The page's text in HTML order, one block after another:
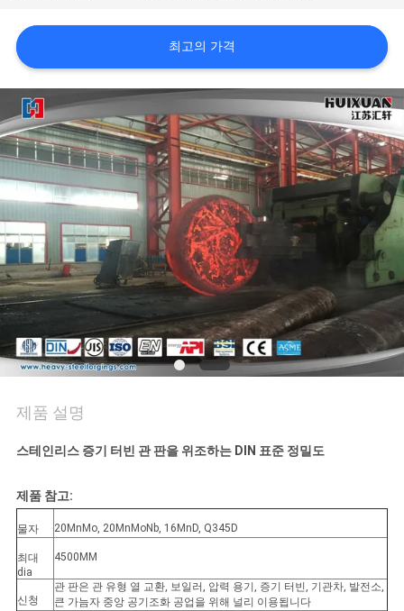
공
장
여
행
품
질
관
리
사
이
트
PRIVACY
POLICY
최고의 가격
제품 설명
스테인리스 증기 터빈 관 판을 위조하는 DIN 표준 정밀도
제품 참고:
물자 20MnMo, 20MnMoNb, 16MnD, Q345D
최대
dia
4500MM
신청
관 판은 관 유형 열 교환, 보일러, 압력 용기, 증기 터빈, 기관차, 발전소,
큰 가늠자 중앙 공기조화 공업을 위해 널리 이용됩니다